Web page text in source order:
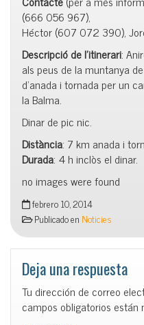
(666 056 967),
Héctor (607 072 390),
Descripció de l’itinerari:
als peus de la muntanya
d’anada i tornada per un
la Balma.
Dinar de pic nic.
Distància: 7 km anada i
Durada: 4 h inclòs el dinar.
no images were found
febrero 10, 2014
Publicado en Noticies
Deja una respuesta
Tu dirección de correo
campos obligatorios están